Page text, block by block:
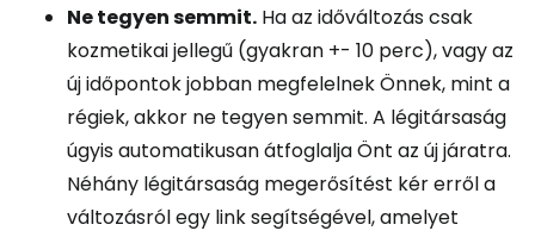
Ne tegyen semmit. Ha az időváltozás csak
kozmetikai jellegű (gyakran +- 10 perc), vagy az
új időpontok jobban megfelelnek Önnek, mint a
régiek, akkor ne tegyen semmit. A légitársaság
úgyis automatikusan átfoglalja Önt az új járatra.
Néhány légitársaság megerősítést kér erről a
változásról egy link segítségével, amelyet